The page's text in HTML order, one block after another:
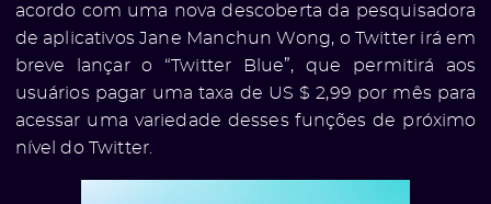
acordo com uma nova descoberta da pesquisadora
de aplicativos Jane Manchun Wong, o Twitter irá em
breve lançar o “Twitter Blue”, que permitirá aos
usuários pagar uma taxa de US $ 2,99 por mês para
acessar uma variedade desses funções de próximo
nível do Twitter.